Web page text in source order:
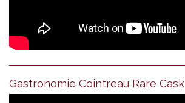
Gastronomie Cointreau Rare Cask